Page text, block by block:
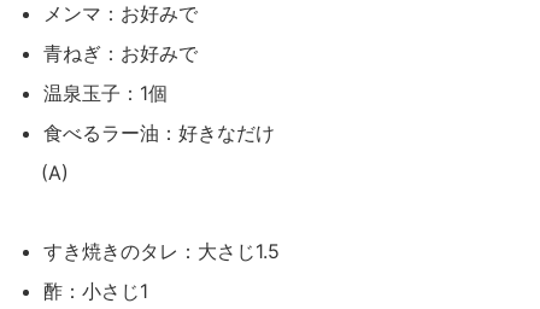
メンマ：お好みで
青ねぎ：お好みで
温泉玉子：1個
食べるラー油：好きなだけ
(A)
すき焼きのタレ：大さじ1.5
酢：小さじ1